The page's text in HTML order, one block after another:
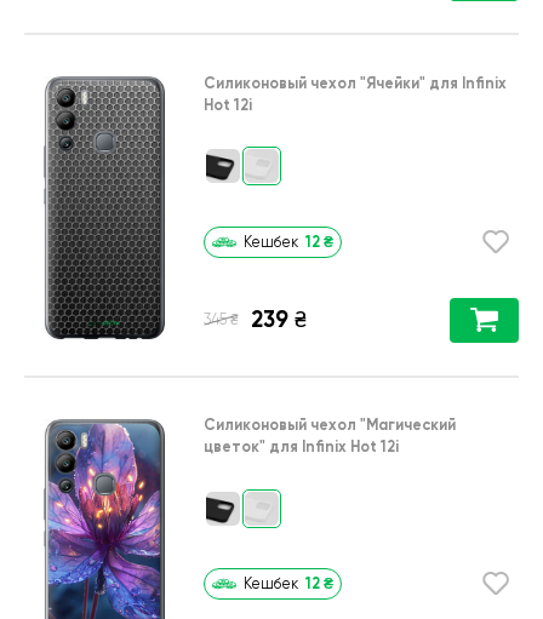
Силиконовый чехол "Ячейки" для Infinix
Hot 12i
Кешбек 12 ₴
345 ₴ 239 ₴
Силиконовый чехол "Магический
цветок" для Infinix Hot 12i
Кешбек 12 ₴